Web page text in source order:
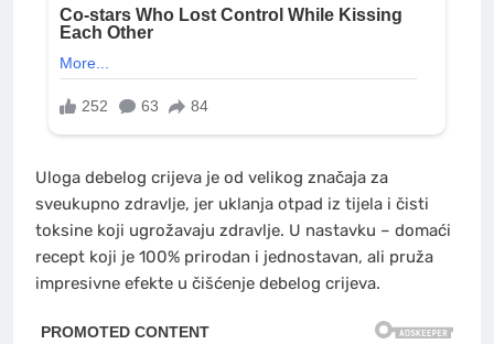
Uloga debelog crijeva je od velikog značaja za
sveukupno zdravlje, jer uklanja otpad iz tijela i čisti
toksine koji ugrožavaju zdravlje. U nastavku – domaći
recept koji je 100% prirodan i jednostavan, ali pruža
impresivne efekte u čišćenje debelog crijeva.